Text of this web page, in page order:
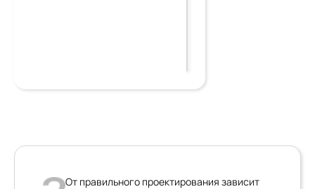
От правильного проектирования зависит